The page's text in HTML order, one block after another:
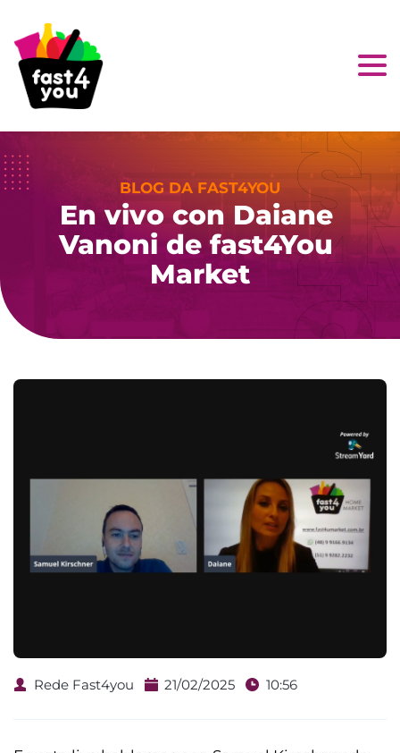
BLOG DA FAST4YOU
En vivo con Daiane
Vanoni de fast4You
Market
Rede Fast4you 21/02/2025 10:56